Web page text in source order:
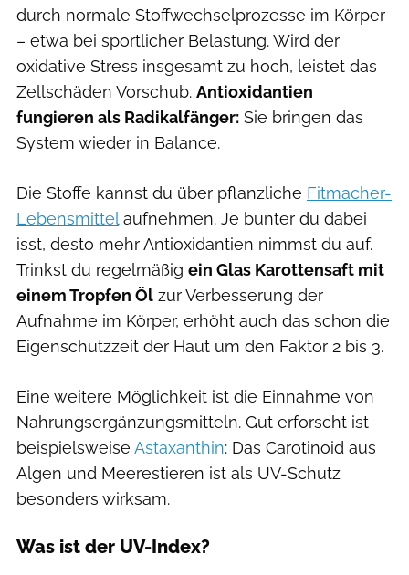
durch normale Stoffwechselprozesse im Körper
– etwa bei sportlicher Belastung. Wird der
oxidative Stress insgesamt zu hoch, leistet das
Zellschäden Vorschub. Antioxidantien
fungieren als Radikalfänger: Sie bringen das
System wieder in Balance.
Die Stoffe kannst du über pflanzliche Fitmacher-
Lebensmittelaufnehmen. Je bunter du dabei
isst, desto mehr Antioxidantien nimmst du auf.
Trinkst du regelmäßig ein Glas Karottensaft mit
einem Tropfen Öl zur Verbesserung der
Aufnahme im Körper, erhöht auch das schon die
Eigenschutzzeit der Haut um den Faktor 2 bis 3.
Eine weitere Möglichkeit ist die Einnahme von
Nahrungsergänzungsmitteln. Gut erforscht ist
beispielsweise Astaxanthin: Das Carotinoid aus
Algen und Meerestieren ist als UV-Schutz
besonders wirksam.
Was ist der UV-Index?